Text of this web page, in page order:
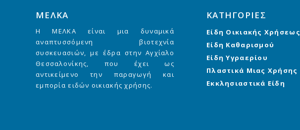
ΜΕΛΚΑ
Η ΜΕΛΚΑ είναι μια δυναμικά
αναπτυσσόμενη βιοτεχνία
συσκευασιών, με έδρα στην Αγχίαλο
Θεσσαλονίκης, που έχει ως
αντικείμενο την παραγωγή και
εμπορία ειδών οικιακής χρήσης.
ΚΑΤΗΓΟΡΙΕΣ
Είδη Οικιακής Χρήσεως
Είδη Καθαρισμού
Είδη Υγραερίου
Πλαστικά Μιας Χρήσης
Εκκλησιαστικά Είδη